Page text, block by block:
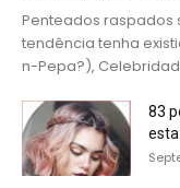
Penteados raspados
tendência tenha
n-Pepa?),
83